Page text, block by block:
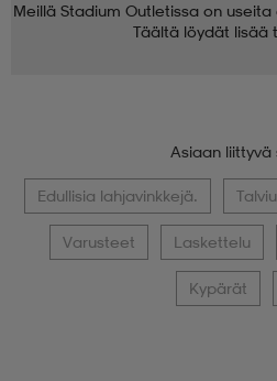
Meillä Stadium Outletissa on
Täältä löydät lisää
Asiaan liittyvä
Edullisia lahjavinkkejä.
Varusteet Laskettelu
Kypärät